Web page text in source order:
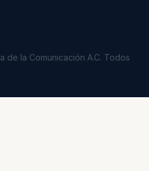
de la Comunicación A.C. Todos